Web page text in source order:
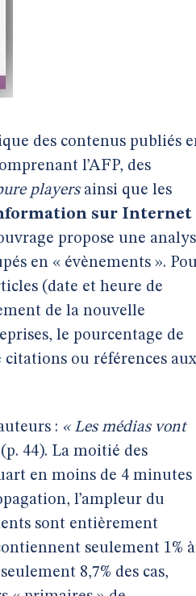
des contenus publiés
l’AFP, des
playersainsi que les
sur Internet
propose une
en « évènements ».
(date et heure de
de la nouvelle
le pourcentage de
ou références aux
: « Les médias vont
44). La moitié des
en moins de 4 minutes
l’ampleur du
sont entièrement
seulement 1% à
8,7% des cas,